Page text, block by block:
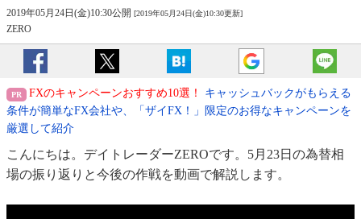
2019年05月24日(金)10:30公開 [2019年05月24日(金)10:30更新]
ZERO
FXのキャンペーンおすすめ10選！
キャッシュバックがもらえる
条件が簡単なFX会社や、「ザイFX！」限定のお得なキャンペーンを
厳選して紹介
こんにちは。デイトレーダーZEROです。5月23日の為替相
場の振り返りと今後の作戦を動画で解説します。